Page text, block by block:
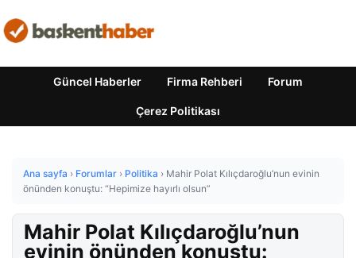
Güncel Haberler Firma Rehberi Forum
Çerez Politikası
Ana sayfa › Forumlar › Politika › Mahir Polat Kılıçdaroğlu’nun evinin
önünden konuştu: “Hepimize hayırlı olsun”
Mahir Polat Kılıçdaroğlu’nun
evinin önünden konuştu: